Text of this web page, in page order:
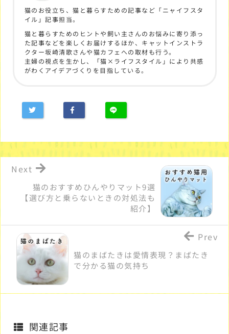
猫のお役立ち、猫と暮らすための記事など「ニャイフスタ
イル」記事担当。
猫と暮らすためのヒントや飼い主さんのお悩みに寄り添っ
た記事などを楽しくお届けするほか、キャットインストラ
クター坂崎清歌さんや猫カフェへの取材も行う。
主婦の視点を生かし、「猫×ライフスタイル」により共感
がわくアイデアづくりを目指している。
猫のおすすめひんやりマット9選
【選び方と乗らないときの対処法も
紹介】
Next
猫のまばたきは愛情表現？まばたき
で分かる猫の気持ち
Prev
関連記事